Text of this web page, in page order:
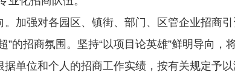
。加强对各园区、镇街、部门、区管企业招商
”的招商氛围。坚持“以项目论英雄”鲜明导向，
单位和个人的招商工作实绩，按有关规定予以